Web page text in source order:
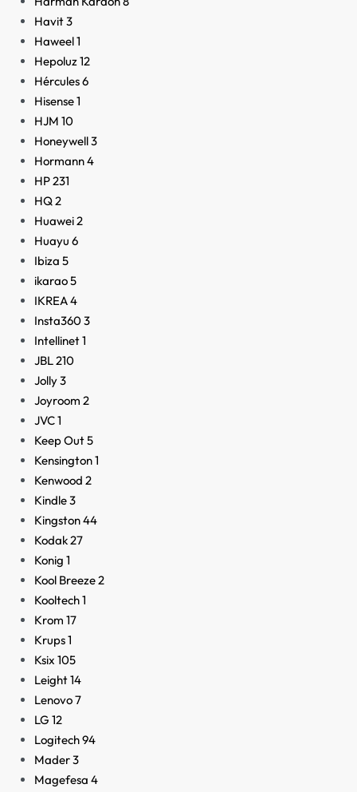
Havit3
Haweel1
Hepoluz12
Hércules6
Hisense1
HJM 10
Honeywell3
Hormann4
HP231
HQ2
Huawei2
Huayu 6
Ibiza 5
ikarao5
IKREA4
Insta3603
Intellinet1
JBL210
Jolly3
Joyroom 2
JVC1
Keep Out5
Kensington1
Kenwood 2
Kindle3
Kingston44
Kodak27
Konig 1
Kool Breeze2
Kooltech1
Krom 17
Krups1
Ksix 105
Leight14
Lenovo7
LG 12
Logitech94
Mader3
Magefesa 4